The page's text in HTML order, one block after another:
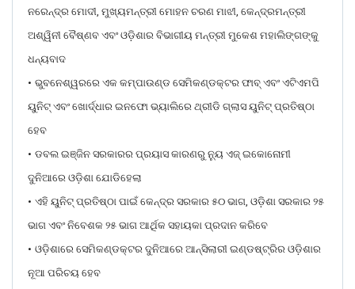
ନରେନ୍ଦ୍ର ମୋଦୀ, ମୁଖ୍ୟମନ୍ତ୍ରୀ ମୋହନ ଚରଣ ମାଝୀ, କେନ୍ଦ୍ରମନ୍ତ୍ରୀ
ଅଶ୍ୱିନୀ ବୈଷ୍ଣବ ଏବଂ ଓଡ଼ିଶାର ବିଭାଗୀୟ ମନ୍ତ୍ରୀ ମୁକେଶ ମହାଲିଙ୍ଗଙ୍କୁ
ଧନ୍ୟବାଦ
• ଭୁବନେଶ୍ୱରରେ ଏକ କମ୍ପାଉଣ୍ଡ ସେମିକଣ୍ଡକ୍ଟର ଫାବ୍ ଏବଂ ଏଟିଏମପି
ୟୁନିଟ୍ ଏବଂ ଖୋର୍ଦ୍ଧାର ଇନଫୋ ଭ୍ୟାଲିରେ ଥ୍ରୀଡି ଗ୍ଲାସ ୟୁନିଟ୍ ପ୍ରତିଷ୍ଠା
ହେବ
• ଡବଲ ଇଞ୍ଜିନ ସରକାରର ପ୍ରୟାସ କାରଣରୁ ନ୍ୟୁ ଏଜ୍ ଇକୋନୋମୀ
ଦୁନିଆରେ ଓଡ଼ିଶା ଯୋଡିହେଲା
• ଏହି ୟୁନିଟ୍ ପ୍ରତିଷ୍ଠା ପାଇଁ କେନ୍ଦ୍ର ସରକାର ୫୦ ଭାଗ, ଓଡ଼ିଶା ସରକାର ୨୫
ଭାଗ ଏବଂ ନିବେଶକ ୨୫ ଭାଗ ଆର୍ଥିକ ସହାୟକା ପ୍ରଦାନ କରିବେ
• ଓଡ଼ିଶାରେ ସେମିକଣ୍ଡକ୍ଟର ଦୁନିଆରେ ଆନ୍ସିଲାରୀ ଇଣ୍ଡଷ୍ଟ୍ରିର ଓଡ଼ିଶାର
ନୂଆ ପରିଚୟ ହେବ